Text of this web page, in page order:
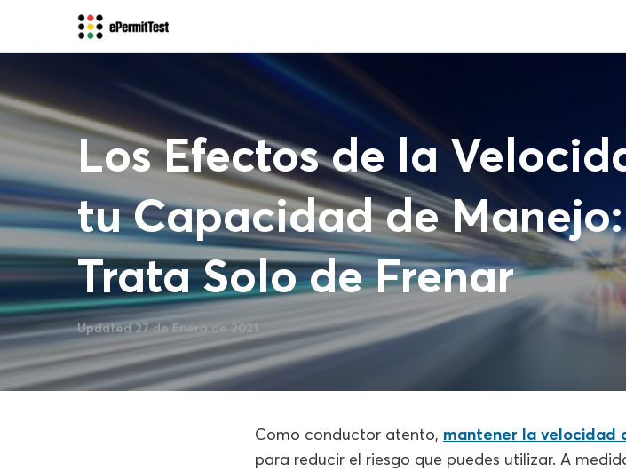
Los Efectos de la
tu Capacidad de
Trata Solo de Frenar
Updated 27 de Enero de 2021
Como conductor atento, mantener la velocidad
para reducir el riesgo que puedes utilizar. A